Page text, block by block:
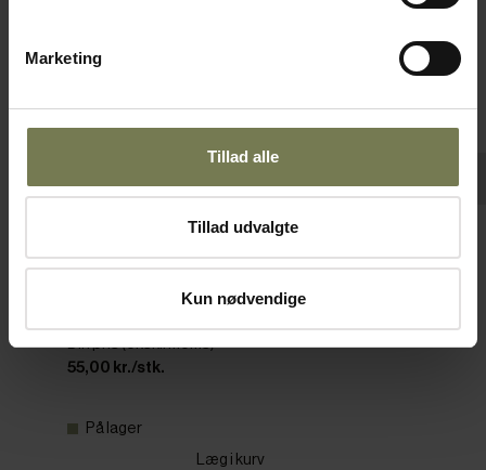
Marketing
Tillad alle
Tillad udvalgte
Kun nødvendige
Pakker af 6 stk.
Din pris (ekskl. moms)
55,00 kr./stk.
På lager
Læg i kurv